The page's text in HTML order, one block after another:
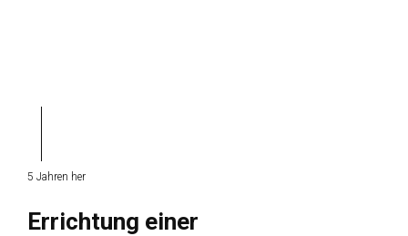
5 Jahren her
Errichtung einer